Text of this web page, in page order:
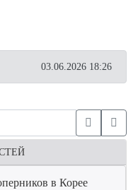
03.06.2026 18:26
в Корее